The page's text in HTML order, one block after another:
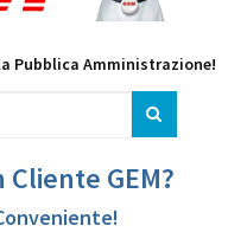
Pubblica Amministrazione!
GEM?